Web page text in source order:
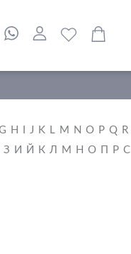
H J K L M N O P Q R
З И Й К Л М Н О Р С